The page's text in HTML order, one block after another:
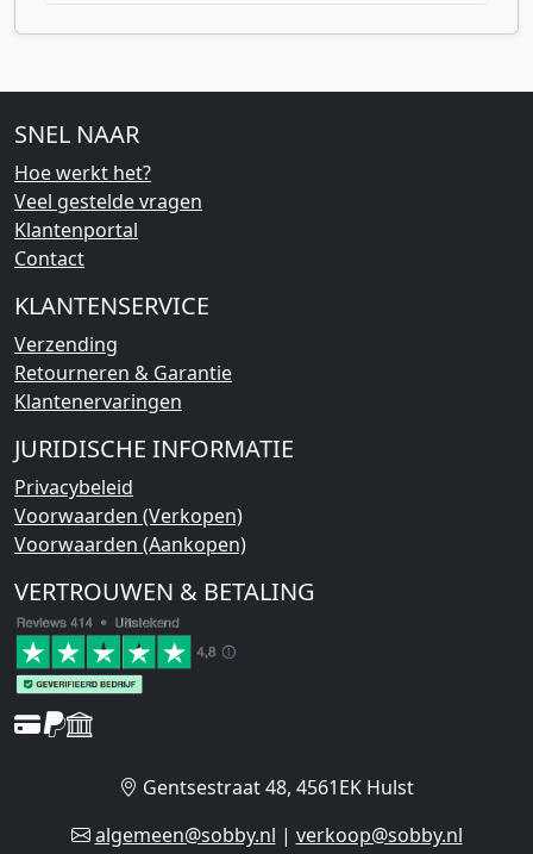
SNEL NAAR
Hoe werkt het?
Veel gestelde vragen
Klantenportal
Contact
KLANTENSERVICE
Verzending
Retourneren & Garantie
Klantenervaringen
JURIDISCHE INFORMATIE
Privacybeleid
Voorwaarden (Verkopen)
Voorwaarden (Aankopen)
VERTROUWEN & BETALING
Gentsestraat 48, 4561EK Hulst
algemeen@sobby.nl | verkoop@sobby.nl